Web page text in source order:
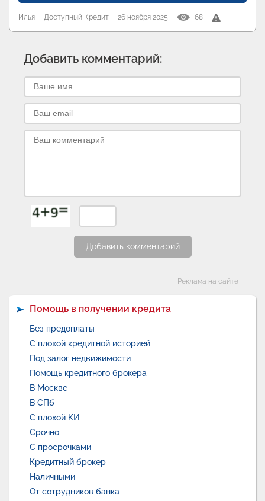
Илья Доступный Кредит 26 ноября 2025 68
Добавить комментарий:
Добавить комментарий
Реклама на сайте
Помощь в получении кредита
Без предоплаты
С плохой кредитной историей
Под залог недвижимости
Помощь кредитного брокера
В Москве
В СПб
С плохой КИ
Срочно
С просрочками
Кредитный брокер
Наличными
От сотрудников банка